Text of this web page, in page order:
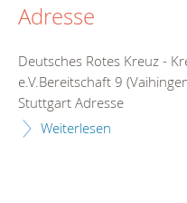
Adresse
Deutsches Rotes Kreuz -
e.V.Bereitschaft 9
Stuttgart Adresse
Weiterlesen